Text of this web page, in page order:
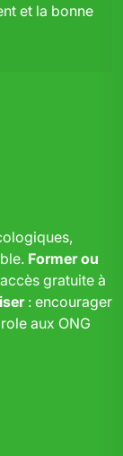
et la bonne
Former ou
gratuite à
: encourager
aux ONG